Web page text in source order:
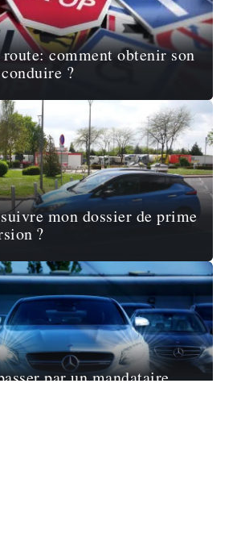
comment obtenir son
?
mon dossier de prime
?
par un mandataire